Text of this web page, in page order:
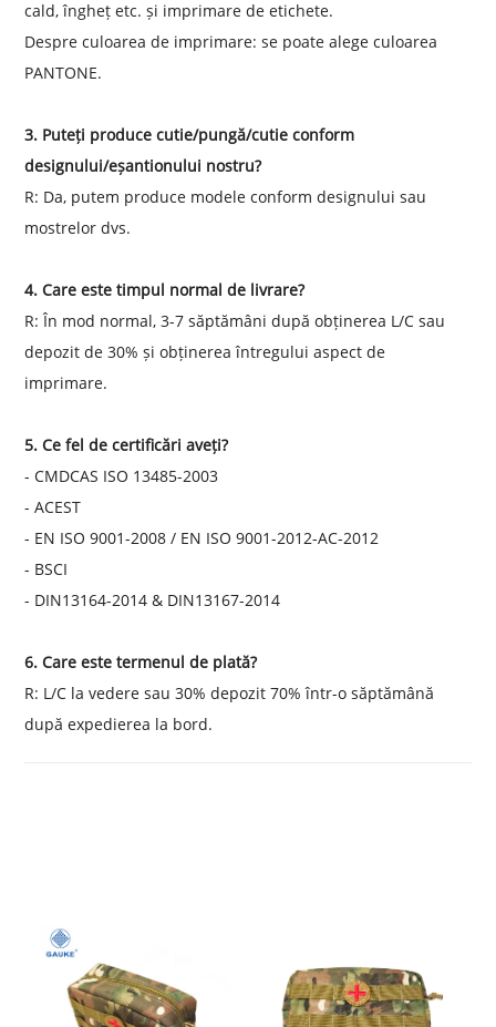
cald, îngheț etc. și imprimare de etichete.
Despre culoarea de imprimare: se poate alege culoarea
PANTONE.
3. Puteți produce cutie/pungă/cutie conform
designului/eșantionului nostru?
R: Da, putem produce modele conform designului sau
mostrelor dvs.
4. Care este timpul normal de livrare?
R: În mod normal, 3-7 săptămâni după obținerea L/C sau
depozit de 30% și obținerea întregului aspect de
imprimare.
5. Ce fel de certificări aveți?
- CMDCAS ISO 13485-2003
- ACEST
- EN ISO 9001-2008 / EN ISO 9001-2012-AC-2012
- BSCI
- DIN13164-2014 & DIN13167-2014
6. Care este termenul de plată?
R: L/C la vedere sau 30% depozit 70% într-o săptămână
după expedierea la bord.